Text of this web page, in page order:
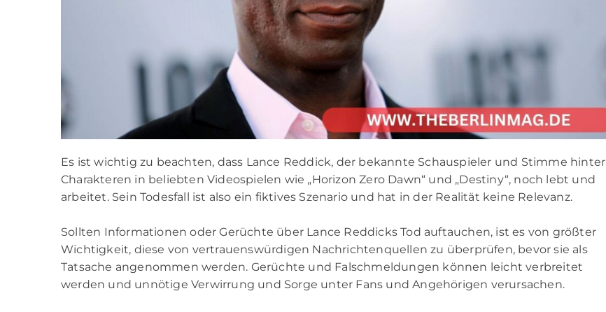
Es ist wichtig zu beachten, dass Lance Reddick, der bekannte Schauspieler und Stimme hinter
Charakteren in beliebten Videospielen wie „Horizon Zero Dawn“ und „Destiny“, noch lebt und
arbeitet. Sein Todesfall ist also ein fiktives Szenario und hat in der Realität keine Relevanz.
Sollten Informationen oder Gerüchte über Lance Reddicks Tod auftauchen, ist es von größter
Wichtigkeit, diese von vertrauenswürdigen Nachrichtenquellen zu überprüfen, bevor sie als
Tatsache angenommen werden. Gerüchte und Falschmeldungen können leicht verbreitet
werden und unnötige Verwirrung und Sorge unter Fans und Angehörigen verursachen.